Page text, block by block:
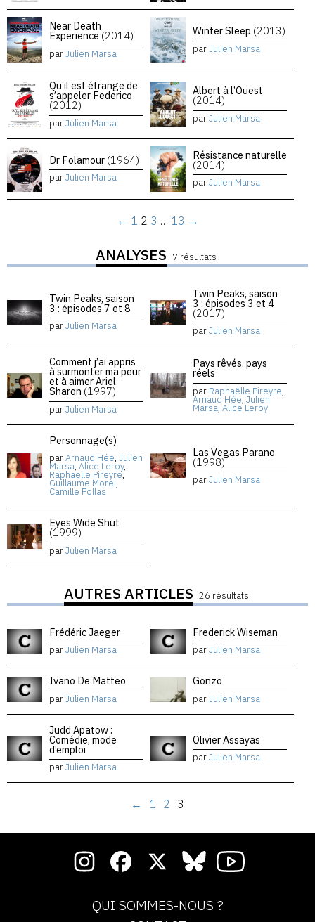
Near Death
Experience (2014)
parJulien Marsa
Winter Sleep (2013)
parJulien Marsa
Qu’il est étrange de
s’appeler Federico
(2012)
parJulien Marsa
Albert à l’Ouest
(2014)
parJulien Marsa
Dr Folamour (1964)
parJulien Marsa
Résistance naturelle
(2014)
parJulien Marsa
← 1 2 3 … 13 →
ANALYSES 7 résultats
Twin Peaks, saison
3 : épisodes 7 et 8
parJulien Marsa
Twin Peaks, saison
3 : épisodes 3 et 4
(2017)
parJulien Marsa
Comment j’ai appris
à surmonter ma peur
et à aimer Ariel
Sharon (1997)
parJulien Marsa
Pays rêvés, pays
réels
par Raphaëlle Pireyre,
Arnaud Hée, Julien
Marsa, Alice Leroy
Personnage(s)
parArnaud Hée, Julien
Marsa, Alice Leroy,
Raphaëlle Pireyre,
Guillaume Morel,
Camille Pollas
Las Vegas Parano
(1998)
parJulien Marsa
Eyes Wide Shut
(1999)
parJulien Marsa
AUTRES ARTICLES 26 résultats
Frédéric Jaeger
parJulien Marsa
Frederick Wiseman
parJulien Marsa
Ivano De Matteo
parJulien Marsa
Gonzo
parJulien Marsa
Judd Apatow :
Comédie, mode
d’emploi
parJulien Marsa
Olivier Assayas
parJulien Marsa
← 1 2 3
QUI SOMMES-NOUS ?